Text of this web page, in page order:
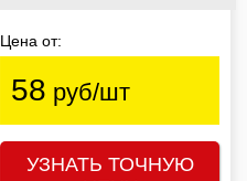
Цена от:
58 руб/шт
УЗНАТЬ ТОЧНУЮ